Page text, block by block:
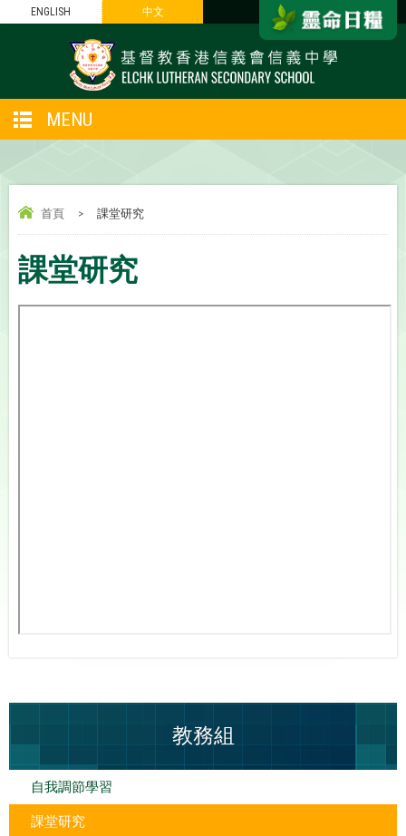
ENGLISH 中文
MENU
首頁 > 課堂研究
課堂研究
教務組
自我調節學習
課堂研究